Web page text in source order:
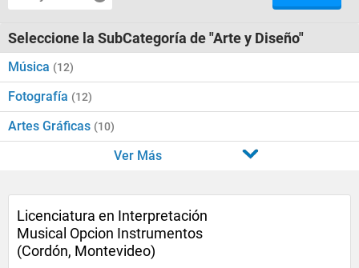
Seleccione la SubCategoría de "Arte y Diseño"
Música (12)
Fotografía (12)
Artes Gráficas (10)
Ver Más
Licenciatura en Interpretación
Musical Opcion Instrumentos
(Cordón, Montevideo)